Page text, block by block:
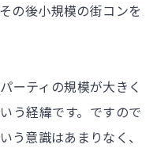
の後小規模の街コンを
ーティの規模が大きく
う経緯です。ですので
う意識はあまりなく、